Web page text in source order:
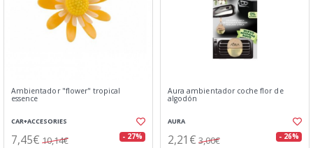
Ambientador "flower" tropical
essence
CAR+ACCESORIES
7,45€ 10,14€ - 27%
Aura ambientador coche flor de
algodón
AURA
2,21€ 3,00€ - 26%